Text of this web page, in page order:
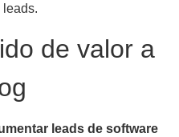
leads.
de valor a
leads de software